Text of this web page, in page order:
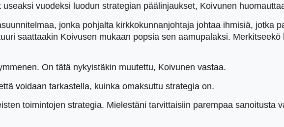
vuodeksi luodun strategian päälinjaukset, Koivunen
jonka pohjalta kirkkokunnanjohtaja johtaa ihmisiä, jotka
saattaakin Koivusen mukaan popsia sen aamupalaksi.
On tätä nykyistäkin muutettu, Koivunen vastaa.
voidaan tarkastella, kuinka omaksuttu strategia on.
toimintojen strategia. Mielestäni tarvittaisiin parempaa sanoitusta